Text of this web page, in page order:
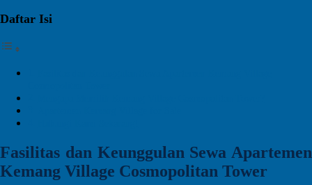
Daftar Isi
Fasilitas dan Keunggulan Sewa Apartemen
Kemang Village Cosmopolitan Tower